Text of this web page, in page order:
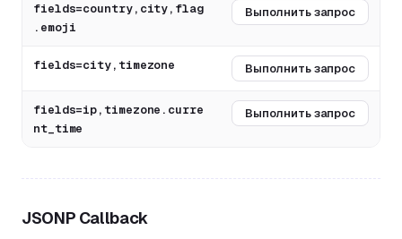
fields=country,city,flag
.emoji
Выполнить запрос
fields=city,timezone Выполнить запрос
fields=ip,timezone.curre
nt_time
Выполнить запрос
JSONP Callback